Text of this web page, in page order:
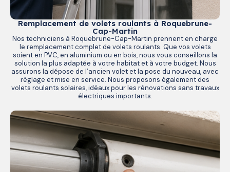
Remplacement de volets roulants à Roquebrune-
Cap-Martin
Nos techniciens à Roquebrune-Cap-Martin prennent en charge
le remplacement complet de volets roulants. Que vos volets
soient en PVC, en aluminium ou en bois, nous vous conseillons la
solution la plus adaptée à votre habitat et à votre budget. Nous
assurons la dépose de l’ancien volet et la pose du nouveau, avec
réglage et mise en service. Nous proposons également des
volets roulants solaires, idéaux pour les rénovations sans travaux
électriques importants.